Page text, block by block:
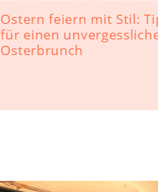
Ostern feiern mit Stil:
für einen
Osterbrunch